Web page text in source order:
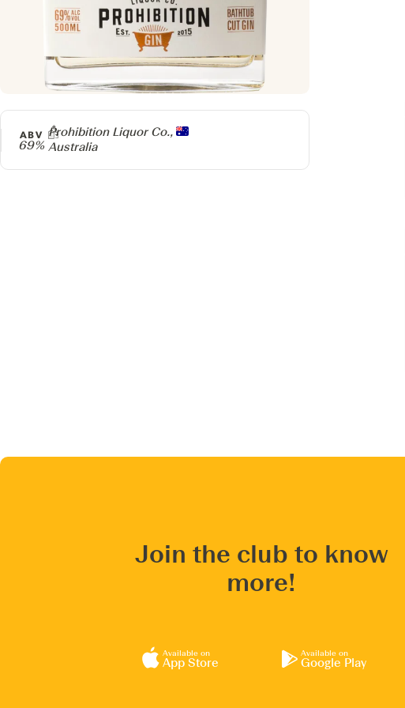
Producer
Prohibition Liquor Co.,
Australia
ABV
69%
Join the club to know
more!
Available on
App Store
Available on
Google Play